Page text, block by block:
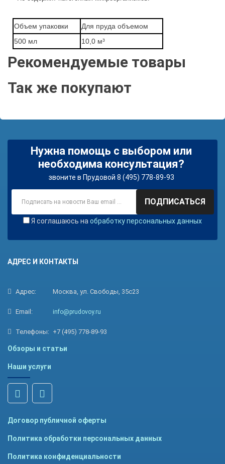
Объем упаковки
Для пруда объемом
500 мл
10,0 м³
Рекомендуемые товары
Так же покупают
Нужна помощь с выбором или
необходима консультация?
звоните в Прудовой 8 (495) 778-89-93
ПОДПИСАТЬСЯ
Я соглашаюсь на обработку персональных данных
АДРЕС И КОНТАКТЫ
Адрес: Москва, ул. Свободы, 35с23
Email: info@prudovoy.ru
Телефоны: +7 (495) 778-89-93
Обзоры и статьи
Наши услуги
Договор публичной оферты
Политика обработки персональных данных
Политика конфиденциальности